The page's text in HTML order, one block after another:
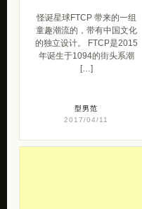
怪诞星球FTCP 带来的一组
童趣潮流的，带有中国文化
的独立设计。 FTCP是2015
年诞生于1094的街头系潮
[…]
型男范
2017/04/11